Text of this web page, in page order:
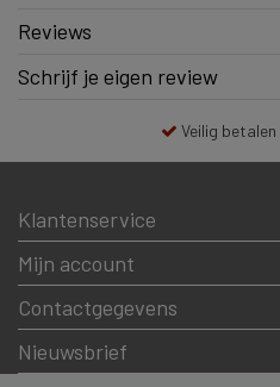
Reviews
Schrijf je eigen review
Veilig
Klantenservice
Mijn account
Contactgegevens
Nieuwsbrief